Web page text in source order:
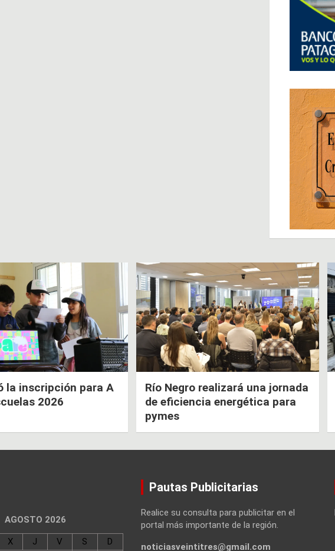
la inscripción para A
2026
Río Negro realizará una jornada
de eficiencia energética para
pymes
AGOSTO 2026
X J V S D
Pautas Publicitarias
Realice su consulta para publicitar en el
portal más importante de la región.
noticiasveintitres@gmail.com